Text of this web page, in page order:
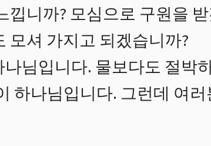
니까? 모심으로 구원을
모셔 가지고 되겠습니까?
님입니다. 물보다도 절박
하나님입니다. 그런데 여